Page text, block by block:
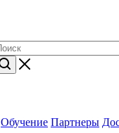
Обучение Партнеры